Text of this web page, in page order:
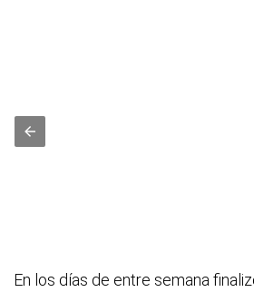
En los días de entre semana